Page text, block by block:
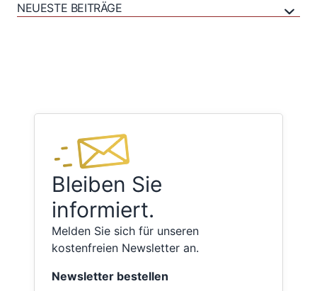
NEUESTE BEITRÄGE
Bleiben Sie
informiert.
Melden Sie sich für unseren
kostenfreien Newsletter an.